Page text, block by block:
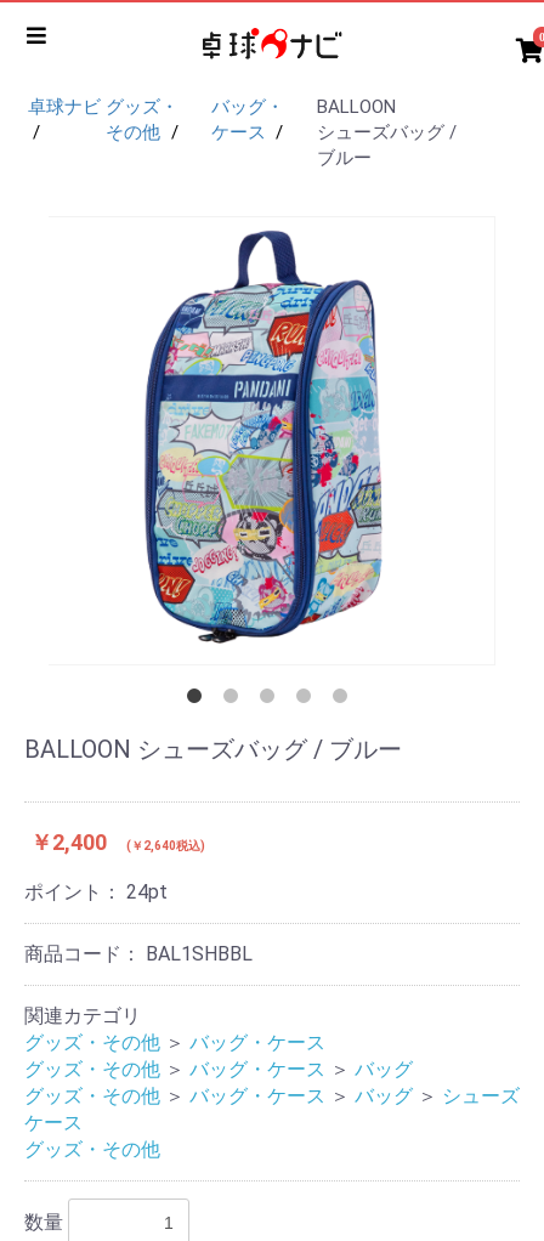
0
卓球ナビ グッズ・
その他
バッグ・
ケース
BALLOON
シューズバッグ /
ブルー
BALLOON シューズバッグ / ブルー
￥2,400 (￥2,640税込)
ポイント： 24pt
商品コード： BAL1SHBBL
関連カテゴリ
グッズ・その他 ＞ バッグ・ケース
グッズ・その他 ＞ バッグ・ケース ＞ バッグ
グッズ・その他 ＞ バッグ・ケース ＞ バッグ ＞ シューズ
ケース
グッズ・その他
数量